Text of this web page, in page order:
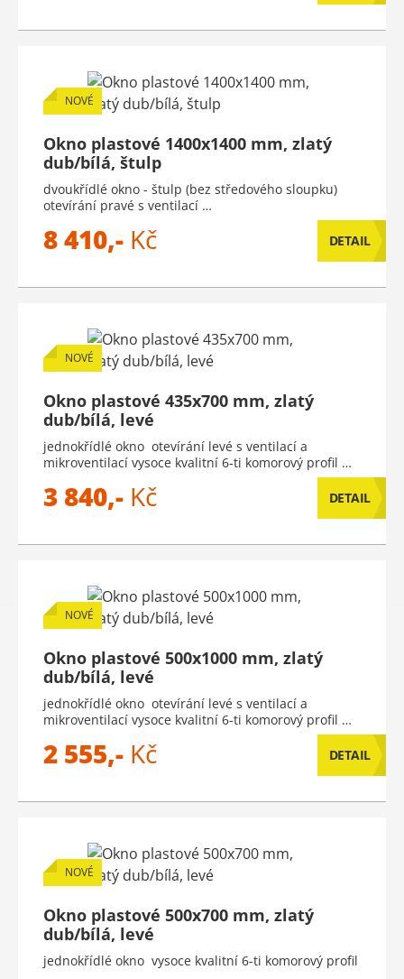
NOVÉ
Okno plastové 1400x1400 mm, zlatý
dub/bílá, štulp
dvoukřídlé okno - štulp (bez středového sloupku)
otevírání pravé s ventilací …
8 410,- Kč DETAIL
NOVÉ
Okno plastové 435x700 mm, zlatý
dub/bílá, levé
jednokřídlé okno otevírání levé s ventilací a
mikroventilací vysoce kvalitní 6-ti komorový profil …
3 840,- Kč DETAIL
NOVÉ
Okno plastové 500x1000 mm, zlatý
dub/bílá, levé
jednokřídlé okno otevírání levé s ventilací a
mikroventilací vysoce kvalitní 6-ti komorový profil …
2 555,- Kč DETAIL
NOVÉ
Okno plastové 500x700 mm, zlatý
dub/bílá, levé
jednokřídlé okno vysoce kvalitní 6-ti komorový profil